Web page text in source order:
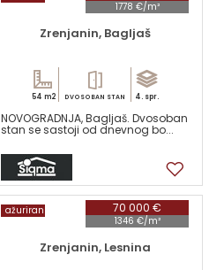
1778 €/m²
Zrenjanin, Bagljaš
54 m2 DVOSOBAN STAN 4. spr.
NOVOGRADNJA, Bagljaš. Dvosoban
stan se sastoji od dnevnog bo...
70 000 €
1346 €/m²
ažuriran
Zrenjanin, Lesnina